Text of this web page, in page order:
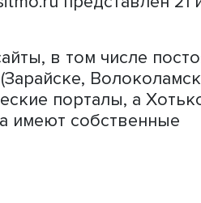
по 30
в интернете,
о
религиозных
культурного
культуре